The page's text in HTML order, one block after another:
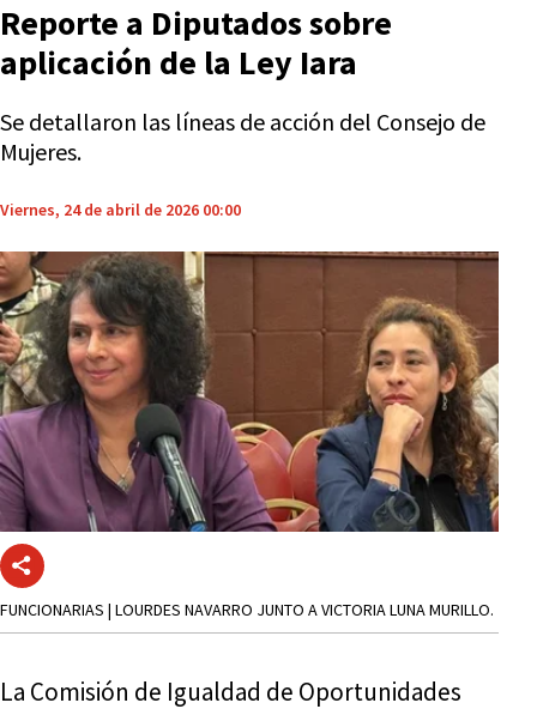
Reporte a Diputados sobre
aplicación de la Ley Iara
Se detallaron las líneas de acción del Consejo de
Mujeres.
Viernes, 24 de abril de 2026 00:00
FUNCIONARIAS | LOURDES NAVARRO JUNTO A VICTORIA LUNA MURILLO.
La Comisión de Igualdad de Oportunidades